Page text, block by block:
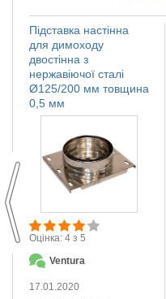
Підставка настінна
для димоходу
двостінна з
нержавіючої сталі
Ø125/200 мм товщина
0,5 мм
Оцінка: 4 з 5
Ventura
17.01.2020